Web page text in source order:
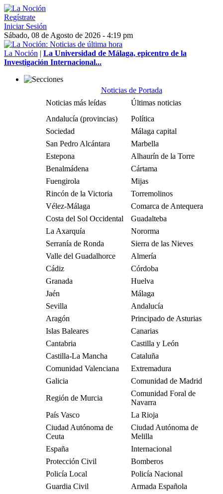
Regístrate
Iniciar Sesión
Sábado, 08 de Agosto de 2026 - 4:19 pm
La Noción | La Universidad de Málaga, epicentro de la
Investigación Internacional...
Noticias de Portada
Noticias más leídas
Últimas noticias
Andalucía (provincias)
Política
Sociedad
Málaga capital
San Pedro Alcántara
Marbella
Estepona
Alhaurín de la Torre
Benalmádena
Cártama
Fuengirola
Mijas
Rincón de la Victoria
Torremolinos
Vélez-Málaga
Comarca de Antequera
Costa del Sol Occidental
Guadalteba
La Axarquía
Nororma
Serranía de Ronda
Sierra de las Nieves
Valle del Guadalhorce
Almería
Cádiz
Córdoba
Granada
Huelva
Jaén
Málaga
Sevilla
Andalucía
Aragón
Principado de Asturias
Islas Baleares
Canarias
Cantabria
Castilla y León
Castilla-La Mancha
Cataluña
Comunidad Valenciana
Extremadura
Galicia
Comunidad de Madrid
Región de Murcia
Comunidad Foral de
Navarra
País Vasco
La Rioja
Ciudad Autónoma de
Ceuta
Ciudad Autónoma de
Melilla
España
Internacional
Protección Civil
Bomberos
Policía Local
Policía Nacional
Guardia Civil
Armada Española